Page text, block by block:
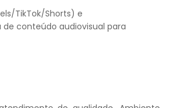
TikTok/Shorts) e
conteúdo audiovisual para